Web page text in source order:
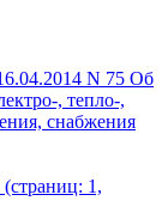
N 75 Об
, тепло-,
снабжения
1,